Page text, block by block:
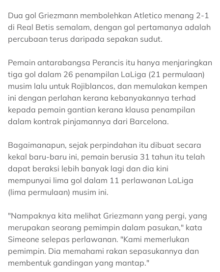
Dua gol Griezmann membolehkan Atletico menang 2-1
di Real Betis semalam, dengan gol pertamanya adalah
percubaan terus daripada sepakan sudut.
Pemain antarabangsa Perancis itu hanya menjaringkan
tiga gol dalam 26 penampilan LaLiga (21 permulaan)
musim lalu untuk Rojiblancos, dan memulakan kempen
ini dengan perlahan kerana kebanyakannya terhad
kepada pemain gantian kerana klausa penampilan
dalam kontrak pinjamannya dari Barcelona.
Bagaimanapun, sejak perpindahan itu dibuat secara
kekal baru-baru ini, pemain berusia 31 tahun itu telah
dapat beraksi lebih banyak lagi dan dia kini
mempunyai lima gol dalam 11 perlawanan LaLiga
(lima permulaan) musim ini.
"Nampaknya kita melihat Griezmann yang pergi, yang
merupakan seorang pemimpin dalam pasukan," kata
Simeone selepas perlawanan. "Kami memerlukan
pemimpin. Dia memahami rakan sepasukannya dan
membentuk gandingan yang mantap."